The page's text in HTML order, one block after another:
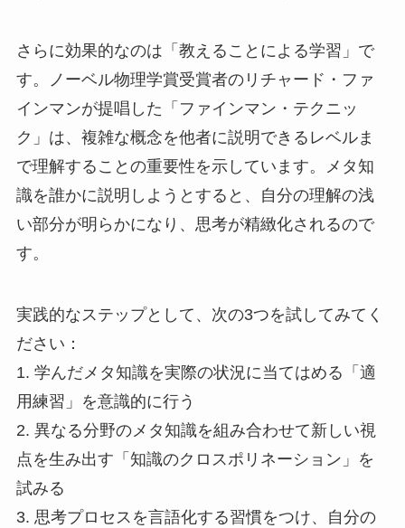
さらに効果的なのは「教えることによる学習」で
す。ノーベル物理学賞受賞者のリチャード・ファ
インマンが提唱した「ファインマン・テクニッ
ク」は、複雑な概念を他者に説明できるレベルま
で理解することの重要性を示しています。メタ知
識を誰かに説明しようとすると、自分の理解の浅
い部分が明らかになり、思考が精緻化されるので
す。
実践的なステップとして、次の3つを試してみてく
ださい：
1. 学んだメタ知識を実際の状況に当てはめる「適
用練習」を意識的に行う
2. 異なる分野のメタ知識を組み合わせて新しい視
点を生み出す「知識のクロスポリネーション」を
試みる
3. 思考プロセスを言語化する習慣をつけ、自分の